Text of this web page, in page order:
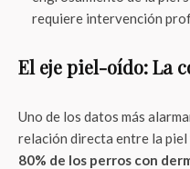
requiere intervención
El eje piel-oído: La
Uno de los datos más
relación directa entre la piel
80% de los perros con